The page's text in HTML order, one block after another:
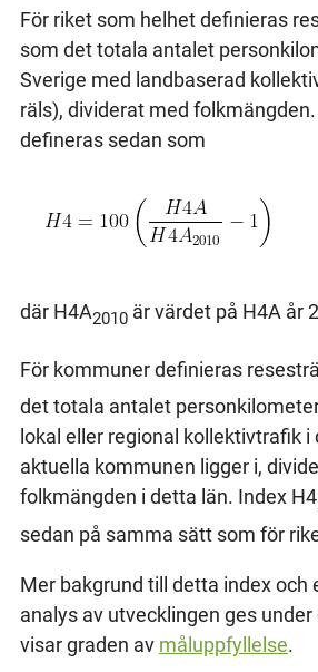
För riket som helhet definieras
som det totala antalet
Sverige med landbaserad
räls), dividerat med
defineras sedan som
där H4A2010är värdet på H4A år
För kommuner definieras
det totala antalet
lokal eller regional kollektivtrafik i
aktuella kommunen ligger i,
folkmängden i detta län. Index H4
sedan på samma sätt som för
Mer bakgrund till detta index och
analys av utvecklingen ges
visar graden av måluppfyllelse.